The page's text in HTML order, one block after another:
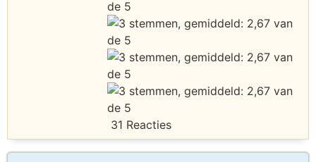
31 Reacties